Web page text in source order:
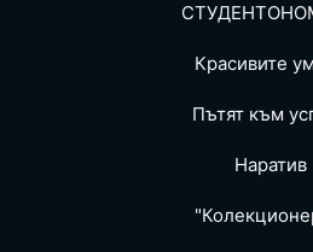
Красивите
Пътят към
Наратив